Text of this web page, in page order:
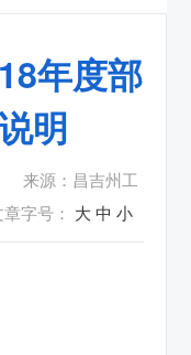
年度部
明
来源：昌吉州工
章字号： 大 中 小